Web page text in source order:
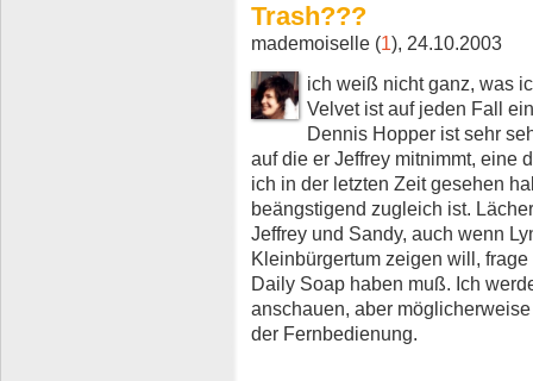
Trash???
mademoiselle (1), 24.10.2003
ich weiß nicht ganz, was
Velvet ist auf jeden Fall
Dennis Hopper ist sehr
auf die er Jeffrey mitnimmt, eine
ich in der letzten Zeit gesehen
beängstigend zugleich ist.
Jeffrey und Sandy, auch wenn
Kleinbürgertum zeigen will,
Daily Soap haben muß. Ich
anschauen, aber
der Fernbedienung.